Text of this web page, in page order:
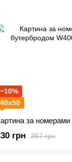
−10%
40х50
367 грн
грн